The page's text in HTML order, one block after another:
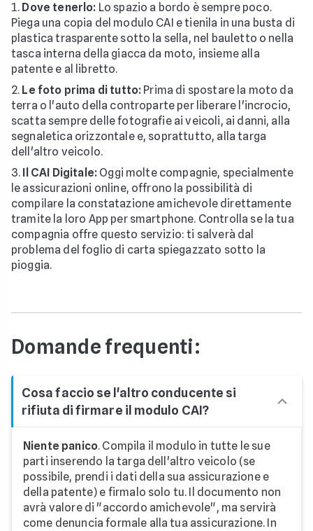
Dove tenerlo: Lo spazio a bordo è sempre poco.
Piega una copia del modulo CAI e tienila in una busta di
plastica trasparente sotto la sella, nel bauletto o nella
tasca interna della giacca da moto, insieme alla
patente e al libretto.
Le foto prima di tutto: Prima di spostare la moto da
terra o l'auto della controparte per liberare l'incrocio,
scatta sempre delle fotografie ai veicoli, ai danni, alla
segnaletica orizzontale e, soprattutto, alla targa
dell'altro veicolo.
Il CAI Digitale: Oggi molte compagnie, specialmente
le assicurazioni online, offrono la possibilità di
compilare la constatazione amichevole direttamente
tramite la loro App per smartphone. Controlla se la tua
compagnia offre questo servizio: ti salverà dal
problema del foglio di carta spiegazzato sotto la
pioggia.
Domande frequenti:
Cosa faccio se l'altro conducente si
rifiuta di firmare il modulo CAI?
Niente panico. Compila il modulo in tutte le sue
parti inserendo la targa dell'altro veicolo (se
possibile, prendi i dati della sua assicurazione e
della patente) e firmalo solo tu. Il documento non
avrà valore di "accordo amichevole", ma servirà
come denuncia formale alla tua assicurazione. In